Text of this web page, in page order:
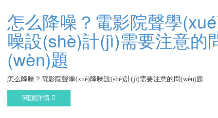
怎么降噪？電影院聲學
噪設(shè)計(jì)需要注意的
(wèn)題
怎么降噪？電影院聲學(xué)降噪設(shè)計(jì)需要注意的問(wèn)題
閱讀詳情